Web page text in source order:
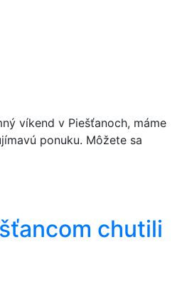
víkend v Piešťanoch, máme
ponuku. Môžete sa
chutili